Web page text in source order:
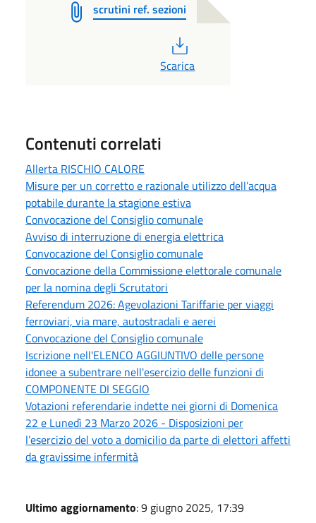
scrutini ref. sezioni
Scarica
Contenuti correlati
Allerta RISCHIO CALORE
Misure per un corretto e razionale utilizzo dell’acqua
potabile durante la stagione estiva
Convocazione del Consiglio comunale
Avviso di interruzione di energia elettrica
Convocazione del Consiglio comunale
Convocazione della Commissione elettorale comunale
per la nomina degli Scrutatori
Referendum 2026: Agevolazioni Tariffarie per viaggi
ferroviari, via mare, autostradali e aerei
Convocazione del Consiglio comunale
Iscrizione nell'ELENCO AGGIUNTIVO delle persone
idonee a subentrare nell'esercizio delle funzioni di
COMPONENTE DI SEGGIO
Votazioni referendarie indette nei giorni di Domenica
22 e Lunedì 23 Marzo 2026 - Disposizioni per
l’esercizio del voto a domicilio da parte di elettori affetti
da gravissime infermità
Ultimo aggiornamento: 9 giugno 2025, 17:39